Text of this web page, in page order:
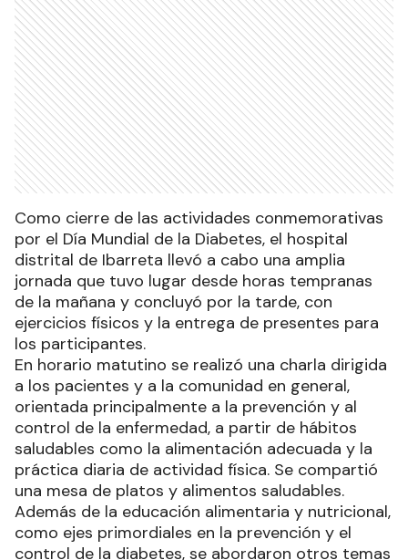
Como cierre de las actividades conmemorativas
por el Día Mundial de la Diabetes, el hospital
distrital de Ibarreta llevó a cabo una amplia
jornada que tuvo lugar desde horas tempranas
de la mañana y concluyó por la tarde, con
ejercicios físicos y la entrega de presentes para
los participantes.
En horario matutino se realizó una charla dirigida
a los pacientes y a la comunidad en general,
orientada principalmente a la prevención y al
control de la enfermedad, a partir de hábitos
saludables como la alimentación adecuada y la
práctica diaria de actividad física. Se compartió
una mesa de platos y alimentos saludables.
Además de la educación alimentaria y nutricional,
como ejes primordiales en la prevención y el
control de la diabetes, se abordaron otros temas